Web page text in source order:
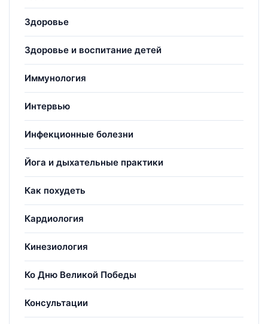
Здоровье
Здоровье и воспитание детей
Иммунология
Интервью
Инфекционные болезни
Йога и дыхательные практики
Как похудеть
Кардиология
Кинезиология
Ко Дню Великой Победы
Консультации